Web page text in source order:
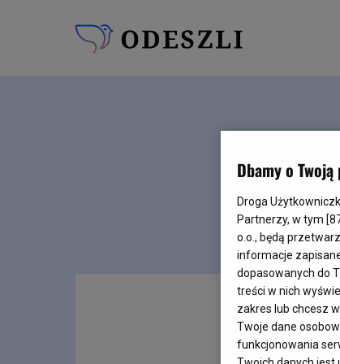
Dbamy o
Droga
Partnerzy, w tym [
o.o., będą
informacje
dopasowanych do
treści w nich
zakres lub chcesz
Twoje dane
funkcjonowania